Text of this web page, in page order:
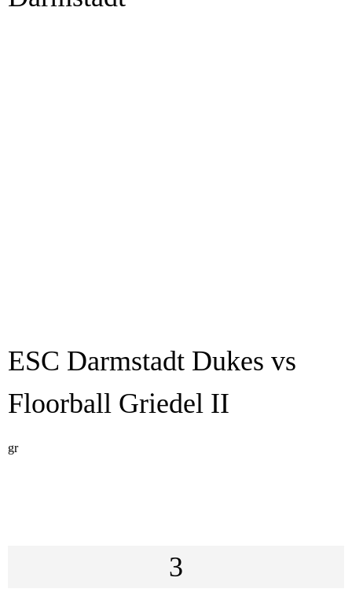
ESC Darmstadt Dukes vs
Floorball Griedel II
gr
3